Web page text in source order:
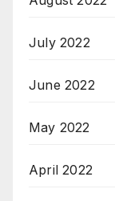
July 2022
June 2022
May 2022
April 2022